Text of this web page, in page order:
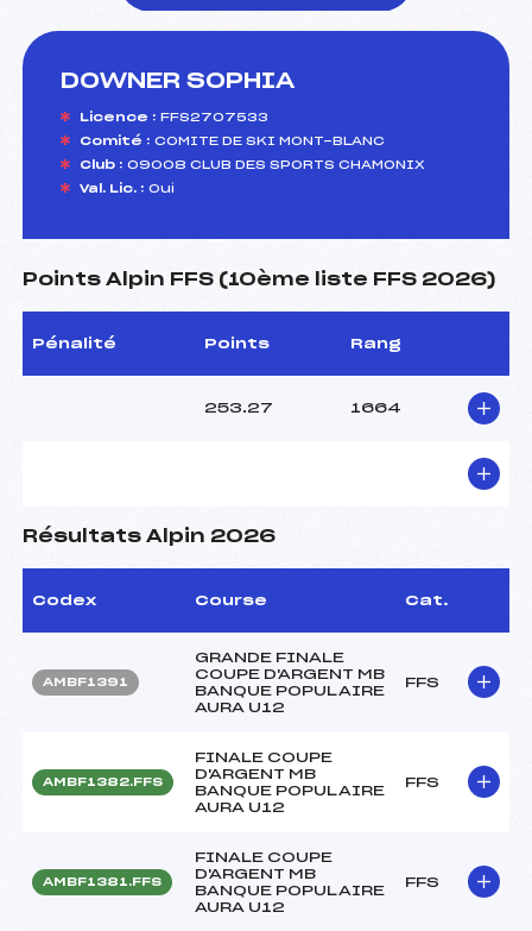
DOWNER SOPHIA
Licence : FFS2707533
Comité : COMITE DE SKI MONT-BLANC
Club : 09008 CLUB DES SPORTS CHAMONIX
Val. Lic. : Oui
Points Alpin FFS (10ème liste FFS 2026)
Pénalité Points Rang
253.27 1664
Résultats Alpin 2026
Codex Course Cat.
AMBF1391
GRANDE FINALE
COUPE D'ARGENT MB
BANQUE POPULAIRE
AURA U12
FFS
AMBF1382.FFS
FINALE COUPE
D'ARGENT MB
BANQUE POPULAIRE
AURA U12
FFS
AMBF1381.FFS
FINALE COUPE
D'ARGENT MB
BANQUE POPULAIRE
AURA U12
FFS